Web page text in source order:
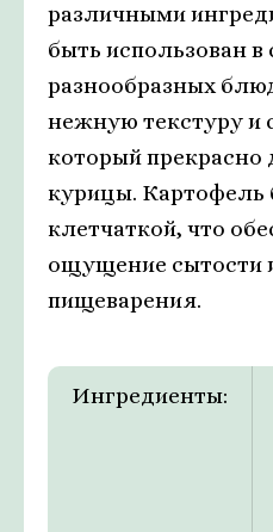
различными
быть использован в
разнообразных
нежную текстуру и
который прекрасно
курицы. Картофель
клетчаткой, что
ощущение сытости
пищеварения.
Ингредиенты: